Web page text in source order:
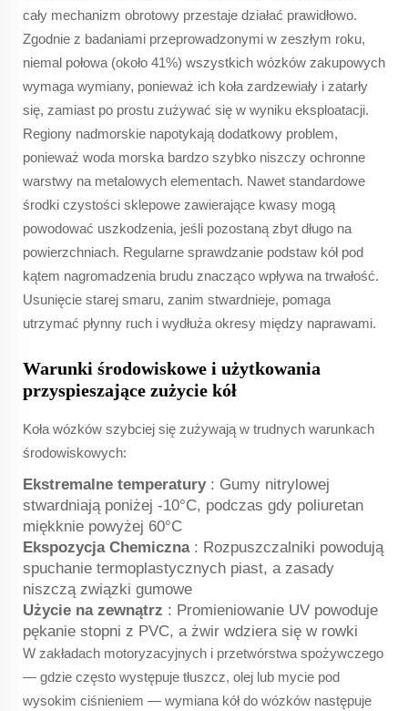
cały mechanizm obrotowy przestaje działać prawidłowo.
Zgodnie z badaniami przeprowadzonymi w zeszłym roku,
niemal połowa (około 41%) wszystkich wózków zakupowych
wymaga wymiany, ponieważ ich koła zardzewiały i zatarły
się, zamiast po prostu zużywać się w wyniku eksploatacji.
Regiony nadmorskie napotykają dodatkowy problem,
ponieważ woda morska bardzo szybko niszczy ochronne
warstwy na metalowych elementach. Nawet standardowe
środki czystości sklepowe zawierające kwasy mogą
powodować uszkodzenia, jeśli pozostaną zbyt długo na
powierzchniach. Regularne sprawdzanie podstaw kół pod
kątem nagromadzenia brudu znacząco wpływa na trwałość.
Usunięcie starej smaru, zanim stwardnieje, pomaga
utrzymać płynny ruch i wydłuża okresy między naprawami.
Warunki środowiskowe i użytkowania
przyspieszające zużycie kół
Koła wózków szybciej się zużywają w trudnych warunkach
środowiskowych:
Ekstremalne temperatury : Gumy nitrylowej
stwardniają poniżej -10°C, podczas gdy poliuretan
miękknie powyżej 60°C
Ekspozycja Chemiczna : Rozpuszczalniki powodują
spuchanie termoplastycznych piast, a zasady
niszczą związki gumowe
Użycie na zewnątrz : Promieniowanie UV powoduje
pękanie stopni z PVC, a żwir wdziera się w rowki
W zakładach motoryzacyjnych i przetwórstwa spożywczego
— gdzie często występuje tłuszcz, olej lub mycie pod
wysokim ciśnieniem — wymiana kół do wózków następuje